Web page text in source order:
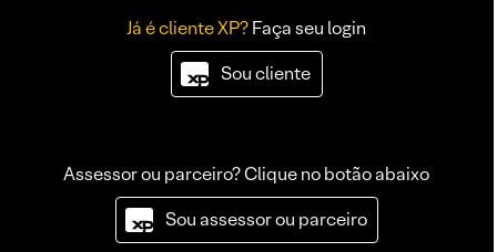
Já é cliente XP?Faça seu login
Sou cliente
Assessor ou parceiro? Clique no botão abaixo
Sou assessor ou parceiro